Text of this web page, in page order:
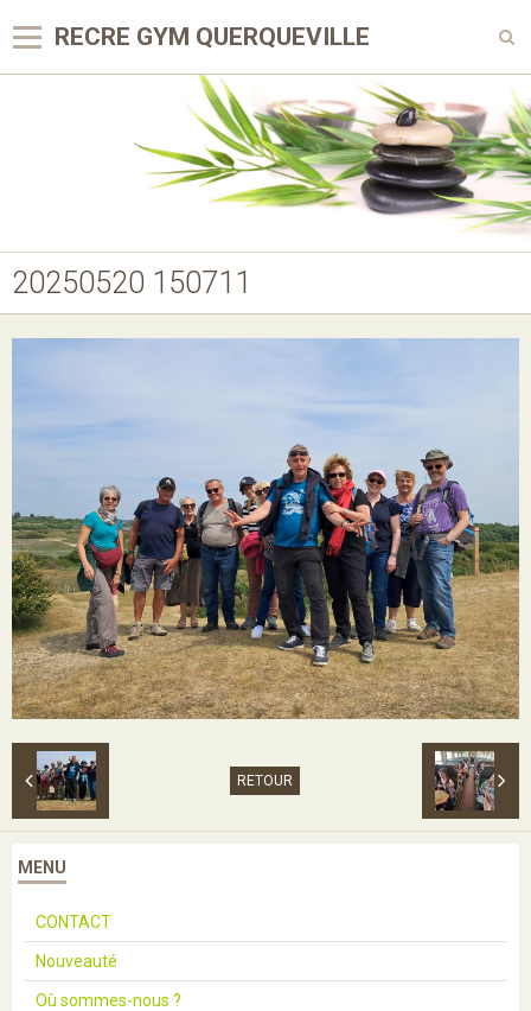
RECRE GYM QUERQUEVILLE
Album
Contact
20250520 150711
RETOUR
MENU
CONTACT
Nouveauté
Où sommes-nous ?